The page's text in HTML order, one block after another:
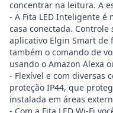
concentrar na leitura. A
- A Fita LED Inteligente é
casa conectada. Controle
aplicativo Elgin Smart de
também o comando de
usando o Amazon Alexa
- Flexível e com diversas
proteção IP44, que
instalada em áreas